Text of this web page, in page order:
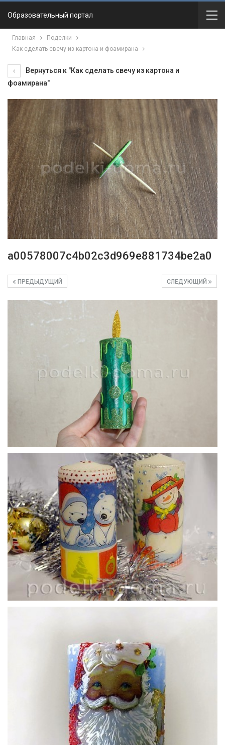
Образовательный портал
Главная
Поделки
Как сделать свечу из картона и фоамирана
Вернуться к "Как сделать свечу из картона и
фоамирана"
a00578007c4b02c3d969e881734be2a0
СЛЕДУЮЩИЙ
ПРЕДЫДУЩИЙ